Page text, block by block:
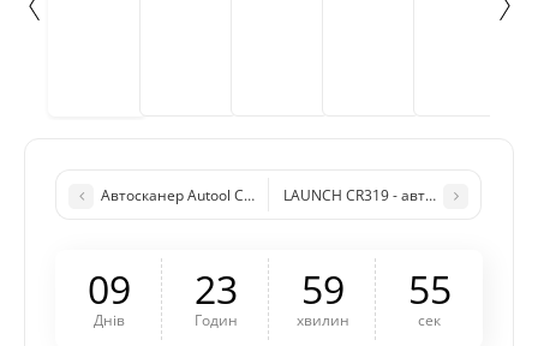
Автосканер Autool CS330 для діагностики легкових
LAUNCH CR319 -
09
Днів
23
Годин
59
хвилин
54
сек